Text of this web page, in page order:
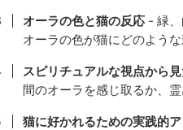
オーラの色と猫の反応- 緑、
オーラの色が猫にどのような
スピリチュアルな視点から
間のオーラを感じ取るか、
猫に好かれるための実践的